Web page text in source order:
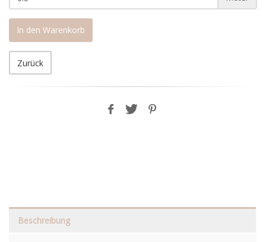
In den Warenkorb
Zurück
Beschreibung